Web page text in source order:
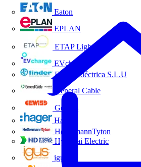
Eaton
EPLAN
ETAP Lighting
EVcharge
Finder Eléctrica S.L.U
General Cable
Gewiss
Hager
HellermannTyton
Hyundai Electric
igus